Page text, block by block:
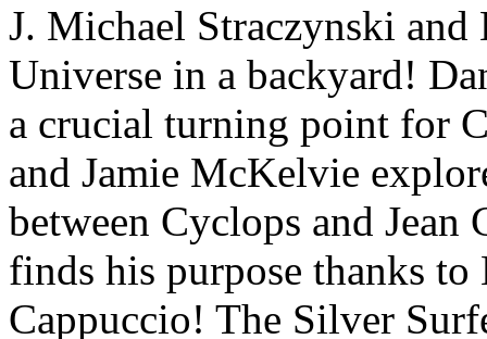
J. Michael Straczynski and
Universe in a backyard!
a crucial turning point for
and Jamie McKelvie
between Cyclops and
finds his purpose thanks
Cappuccio! The Silver